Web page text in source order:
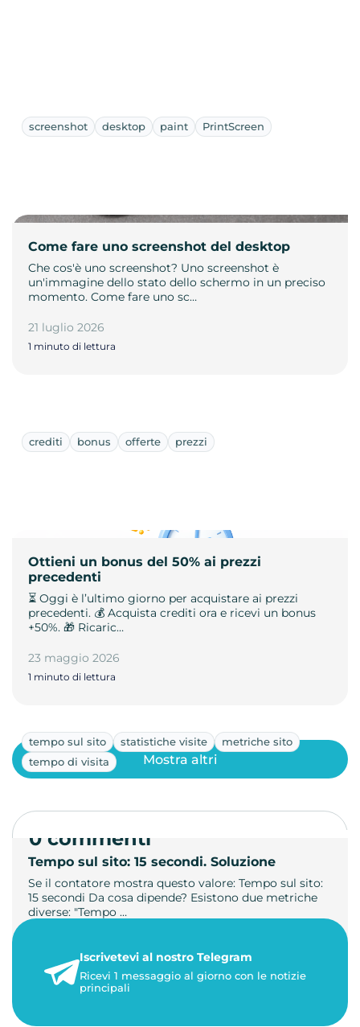
screenshot desktop paint PrintScreen
Come fare uno screenshot del desktop
Che cos'è uno screenshot? Uno screenshot è
un'immagine dello stato dello schermo in un preciso
momento. Come fare uno sc…
21 luglio 2026
1 minuto di lettura
crediti bonus offerte prezzi
Ottieni un bonus del 50% ai prezzi
precedenti
⏳ Oggi è l’ultimo giorno per acquistare ai prezzi
precedenti. 💰 Acquista crediti ora e ricevi un bonus
+50%. 🎁 Ricaric…
23 maggio 2026
1 minuto di lettura
tempo sul sito statistiche visite
metriche sito
tempo di visita
Tempo sul sito: 15 secondi. Soluzione
Se il contatore mostra questo valore: Tempo sul sito:
15 secondi Da cosa dipende? Esistono due metriche
diverse: "Tempo …
3 minuti di lettura
Mostra altri
0 commenti
Iscrivetevi al nostro Telegram
Ricevi 1 messaggio al giorno con le notizie
principali